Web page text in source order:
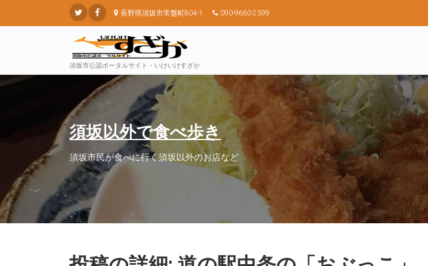
長野県須坂市常盤町804-1 090-9660-2399
須坂市公認ポータルサイト・いけいけすざか
須坂以外で食べ歩き
須坂市民が食べに行く須坂以外のお店など